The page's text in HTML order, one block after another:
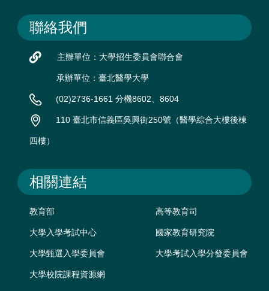
聯絡我們
主辦單位：大學招生委員會聯合會
承辦單位：臺北醫學大學
(02)2736-1661 分機8602、8604
110 臺北市信義區吳興街250號（醫學綜合大樓後棟
四樓）
相關連結
教育部 高等教育司
大學入學考試中心 國家教育研究院
大學甄選入學委員會 大學考試入學分發委員會
大學校院課程資源網